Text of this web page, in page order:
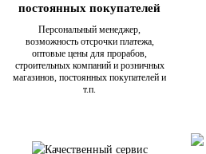
постоянных покупателей
Персональный менеджер,
возможность отсрочки платежа,
оптовые цены для прорабов,
строительных компаний и розничных
магазинов, постоянных покупателей и
т.п.